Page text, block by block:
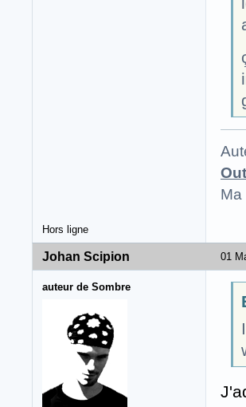
Ma
Hors ligne
01
Johan Scipion
auteur de Sombre